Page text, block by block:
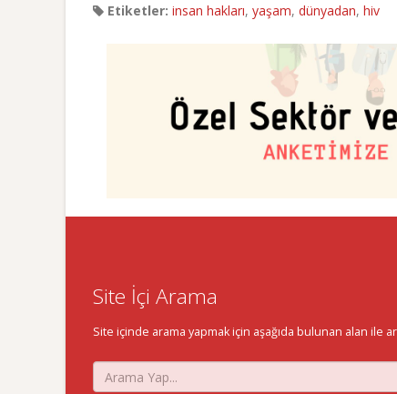
Etiketler: insan hakları, yaşam, dünyadan, hiv
Site İçi Arama
Site içinde arama yapmak için aşağıda bulunan alan ile